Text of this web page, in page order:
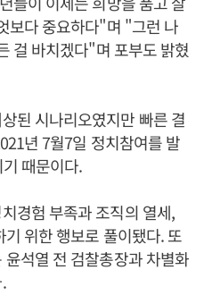
보다 중요하다"며 "그런 나
걸 바치겠다"며 포부도 밝혔
된 시나리오였지만 빠른 결
년 7월7일 정치참여를 발
때문이다.
경험 부족과 조직의 열세,
위한 행보로 풀이됐다. 또
석열 전 검찰총장과 차별화